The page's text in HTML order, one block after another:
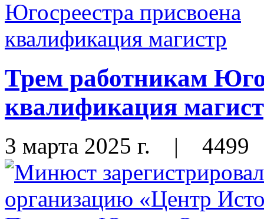
Трем работникам
квалификация
3 марта 2025 г. | 4499